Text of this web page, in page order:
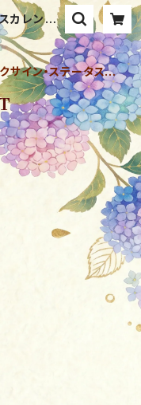
カレンダ
タイル）－
ラス
サイン・ステータスカ
』